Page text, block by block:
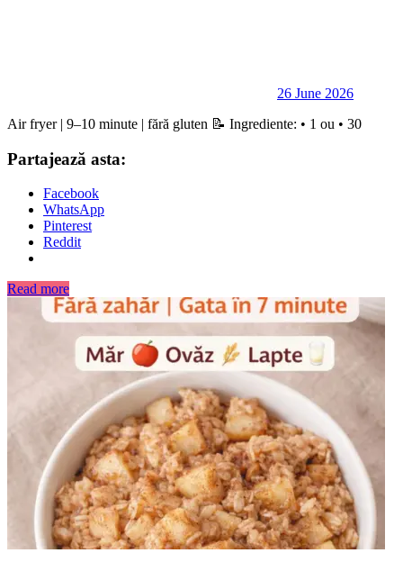
26 June 2026
Air fryer | 9–10 minute | fără gluten 📝 Ingrediente: • 1 ou • 30
Partajează asta:
Facebook
WhatsApp
Pinterest
Reddit
Read more